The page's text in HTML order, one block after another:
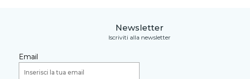
Newsletter
Iscriviti alla newsletter
Email